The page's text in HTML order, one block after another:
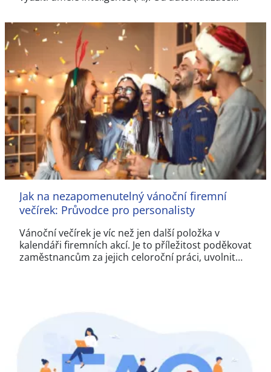
Jak na nezapomenutelný vánoční firemní
večírek: Průvodce pro personalisty
Vánoční večírek je víc než jen další položka v
kalendáři firemních akcí. Je to příležitost poděkovat
zaměstnancům za jejich celoroční práci, uvolnit…